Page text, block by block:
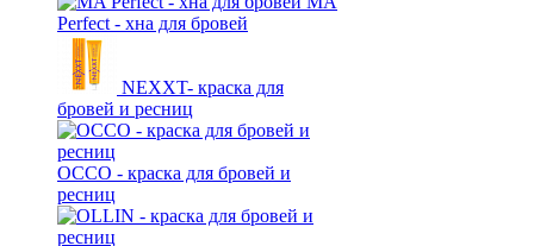
Perfect - хна для бровей
NEXXT- краска для
бровей и ресниц
OCCO - краска для бровей и
ресниц